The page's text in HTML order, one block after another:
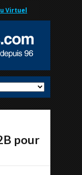
Virtuel
pour